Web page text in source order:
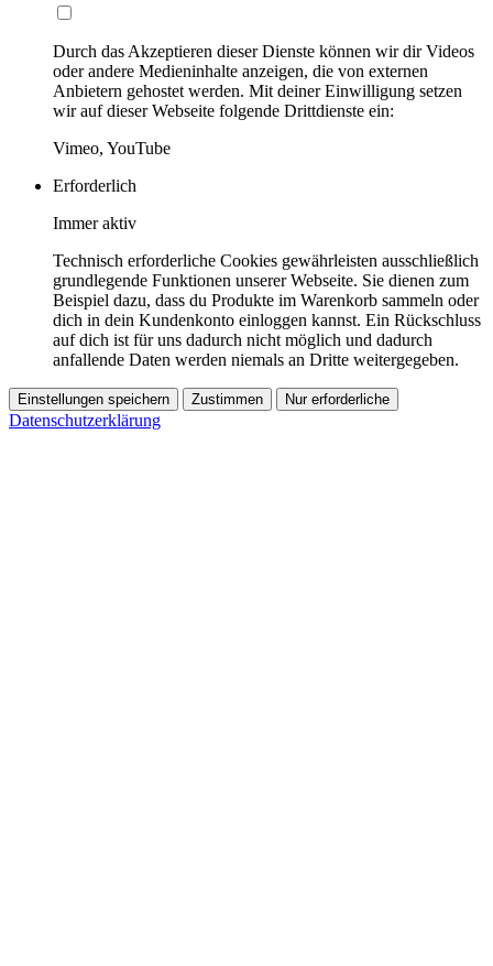
Durch das Akzeptieren dieser Dienste können wir dir Videos
oder andere Medieninhalte anzeigen, die von externen
Anbietern gehostet werden. Mit deiner Einwilligung setzen
wir auf dieser Webseite folgende Drittdienste ein:
Vimeo, YouTube
Erforderlich
Immer aktiv
Technisch erforderliche Cookies gewährleisten ausschließlich
grundlegende Funktionen unserer Webseite. Sie dienen zum
Beispiel dazu, dass du Produkte im Warenkorb sammeln oder
dich in dein Kundenkonto einloggen kannst. Ein Rückschluss
auf dich ist für uns dadurch nicht möglich und dadurch
anfallende Daten werden niemals an Dritte weitergegeben.
Einstellungen speichern Zustimmen Nur erforderliche
Datenschutzerklärung